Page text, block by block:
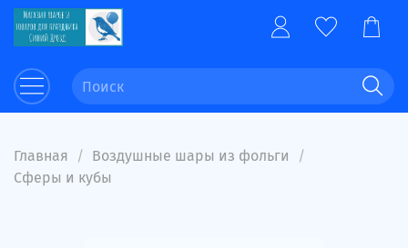
Главная
Воздушные шары из фольги
Сферы и кубы